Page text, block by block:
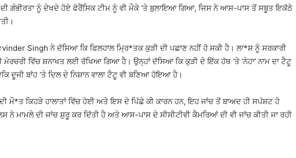
ਗੰਭੀਰਤਾ ਨੂੰ ਦੇਖਦੇ ਹੋਏ ਫੋਰੈਂਸਿਕ ਟੀਮ ਨੂੰ ਵੀ ਮੌਕੇ ‘ਤੇ ਬੁਲਾਇਆ ਗਿਆ, ਜਿਸ ਨੇ ਆਸ-ਪਾਸ ਤੋਂ ਸਬੂਤ ਇਕੱਠੇ
Singh ਨੇ ਦੱਸਿਆ ਕਿ ਫਿਲਹਾਲ ਮ੍ਰਿ*ਤਕ ਕੁੜੀ ਦੀ ਪਛਾਣ ਨਹੀਂ ਹੋ ਸਕੀ ਹੈ। ਲਾ*ਸ਼ ਨੂੰ ਸਰਕਾਰੀ
ਮੋਰਚਰੀ ਵਿੱਚ ਸ਼ਨਾਖਤ ਲਈ ਰੱਖਿਆ ਗਿਆ ਹੈ। ਉਨ੍ਹਾਂ ਦੱਸਿਆ ਕਿ ਕੁੜੀ ਦੇ ਇੱਕ ਹੱਥ ‘ਤੇ ‘ਨੇਹਾ’ ਨਾਮ ਦਾ ਟੈਟੂ
ਦੂਜੀ ਬਾਂਹ ‘ਤੇ ਦਿਲ ਦੇ ਨਿਸ਼ਾਨ ਵਾਲਾ ਟੈਟੂ ਵੀ ਬਣਿਆ ਹੋਇਆ ਹੈ।
ਮੌ*ਤ ਕਿਹੜੇ ਹਾਲਾਤਾਂ ਵਿੱਚ ਹੋਈ ਅਤੇ ਇਸ ਦੇ ਪਿੱਛੇ ਕੀ ਕਾਰਨ ਹਨ, ਇਹ ਜਾਂਚ ਤੋਂ ਬਾਅਦ ਹੀ ਸਪੱਸ਼ਟ ਹੋ
ਨੇ ਮਾਮਲੇ ਦੀ ਜਾਂਚ ਸ਼ੁਰੂ ਕਰ ਦਿੱਤੀ ਹੈ ਅਤੇ ਆਸ-ਪਾਸ ਦੇ ਸੀਸੀਟੀਵੀ ਕੈਮਰਿਆਂ ਦੀ ਵੀ ਜਾਂਚ ਕੀਤੀ ਜਾ ਰਹੀ